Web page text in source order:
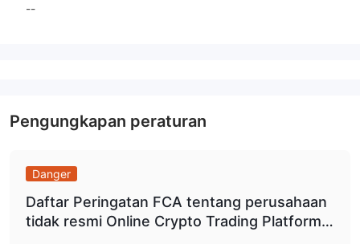
--
Pengungkapan peraturan
Danger
Daftar Peringatan FCA tentang perusahaan
tidak resmi Online Crypto Trading Platform /